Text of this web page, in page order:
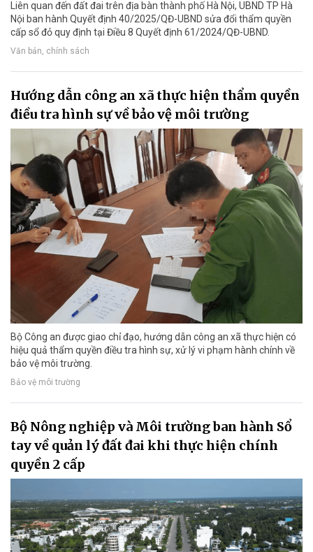
Liên quan đến đất đai trên địa bàn thành phố Hà Nội, UBND TP Hà
Nội ban hành Quyết định 40/2025/QĐ-UBND sửa đổi thẩm quyền
cấp sổ đỏ quy định tại Điều 8 Quyết định 61/2024/QĐ-UBND.
Văn bản, chính sách
Hướng dẫn công an xã thực hiện thẩm quyền
điều tra hình sự về bảo vệ môi trường
Bộ Công an được giao chỉ đạo, hướng dẫn công an xã thực hiện có
hiệu quả thẩm quyền điều tra hình sự, xử lý vi phạm hành chính về
bảo vệ môi trường.
Bảo vệ môi trường
Bộ Nông nghiệp và Môi trường ban hành Sổ
tay về quản lý đất đai khi thực hiện chính
quyền 2 cấp